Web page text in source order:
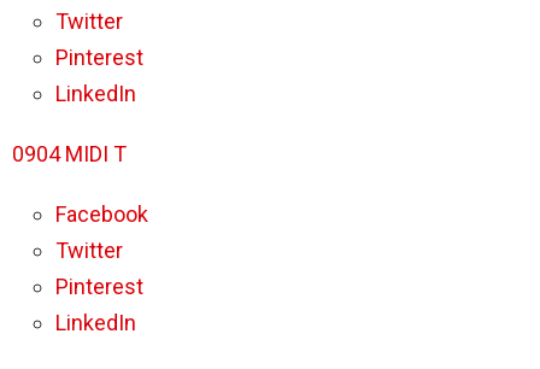
Twitter
Pinterest
LinkedIn
0904 MIDI T
Facebook
Twitter
Pinterest
LinkedIn